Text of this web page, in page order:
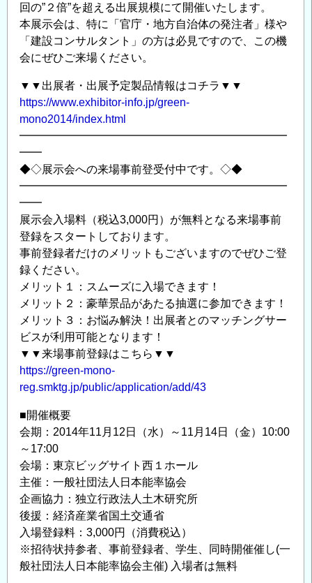
回の”２倍”を超える出展規模にて開催いたします。
本展示会は、特に「官庁・地方自治体の発注者」様や
「建設コンサルタント」の方は必見ですので、この機
会にぜひご来場ください。
▼▼出展者・出展予定製品情報はコチラ▼▼
https://www.exhibitor-info.jp/green-
mono2014/index.html
━━━━━━━━━━━━━━━━━━━━━━━━
━━
◆◇展示会への来場事前登受付中です。◇◆
━━━━━━━━━━━━━━━━━━━━━━━━
━━
展示会入場料（税込3,000円）が無料となる来場事前
登録をスタートしております。
事前登録者だけのメリットもございますのでぜひご登
録ください。
メリット１：スムーズに入場できます！
メリット２：豪華景品があたる抽選に参加できます！
メリット３：お悩み解決！出展者とのマッチングサー
ビスが利用可能となります！
▼▼来場事前登録はこちら▼▼
https://green-mono-
reg.smktg.jp/public/application/add/43
■開催概要
会期：2014年11月12日（水）～11月14日（金）10:00
～17:00
会場：東京ビッグサイト西１ホール
主催：一般社団法人日本能率協会
企画協力：独立行政法人土木研究所
後援：経済産業省国土交通省
入場登録料：3,000円（消費税込）
※招待状持参者、事前登録者、学生、同時開催催し(一
般社団法人日本能率協会主催) 入場者は無料